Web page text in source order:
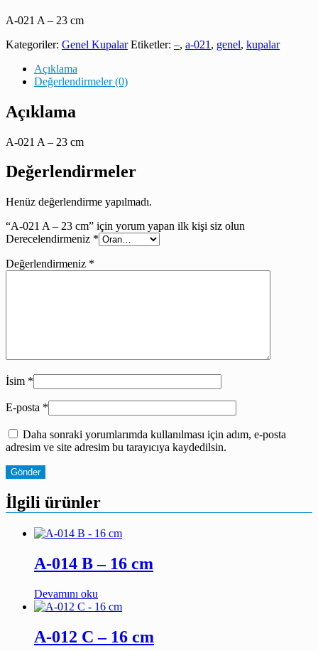
A-021 A – 23 cm
Kategoriler: Genel Kupalar Etiketler: –, a-021 , genel, kupalar
Açıklama
Değerlendirmeler (0)
Açıklama
A-021 A – 23 cm
Değerlendirmeler
Henüz değerlendirme yapılmadı.
“A-021 A – 23 cm” için yorum yapan ilk kişi siz olun
Derecelendirmeniz *
Değerlendirmeniz *
İsim *
E-posta *
Daha sonraki yorumlarımda kullanılması için adım, e-posta
adresim ve site adresim bu tarayıcıya kaydedilsin.
İlgili ürünler
A-014 B – 16 cm
Devamını oku
A-012 C – 16 cm